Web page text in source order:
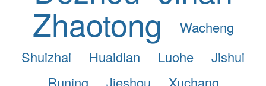
Zhaotong
Wacheng
Shuizhai
Huaidian Luohe
Jishui
Runing
Jieshou Xuchang